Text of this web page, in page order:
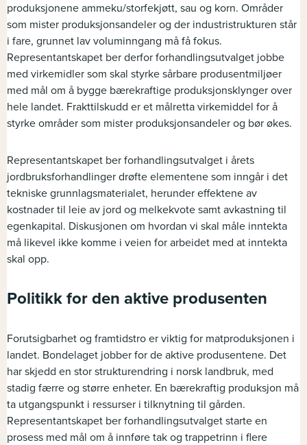
produksjonene ammeku/storfekjøtt, sau og korn. Områder
som mister produksjonsandeler og der industristrukturen står
i fare, grunnet lav voluminngang må få fokus.
Representantskapet ber derfor forhandlingsutvalget jobbe
med virkemidler som skal styrke sårbare produsentmiljøer
med mål om å bygge bærekraftige produksjonsklynger over
hele landet. Frakttilskudd er et målretta virkemiddel for å
styrke områder som mister produksjonsandeler og bør økes.
Representantskapet ber forhandlingsutvalget i årets
jordbruksforhandlinger drøfte elementene som inngår i det
tekniske grunnlagsmaterialet, herunder effektene av
kostnader til leie av jord og melkekvote samt avkastning til
egenkapital. Diskusjonen om hvordan vi skal måle inntekta
må likevel ikke komme i veien for arbeidet med at inntekta
skal opp.
Politikk for den aktive produsenten
Forutsigbarhet og framtidstro er viktig for matproduksjonen i
landet. Bondelaget jobber for de aktive produsentene. Det
har skjedd en stor strukturendring i norsk landbruk, med
stadig færre og større enheter. En bærekraftig produksjon må
ta utgangspunkt i ressurser i tilknytning til gården.
Representantskapet ber forhandlingsutvalget starte en
prosess med mål om å innføre tak og trappetrinn i flere